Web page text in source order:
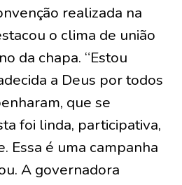
realizada na
o clima de união
da chapa. “Estou
a Deus por todos
que se
foi linda, participativa,
Essa é uma campanha
A governadora